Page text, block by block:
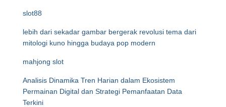
slot88
lebih dari sekadar gambar bergerak revolusi tema dari
mitologi kuno hingga budaya pop modern
mahjong slot
Analisis Dinamika Tren Harian dalam Ekosistem
Permainan Digital dan Strategi Pemanfaatan Data
Terkini